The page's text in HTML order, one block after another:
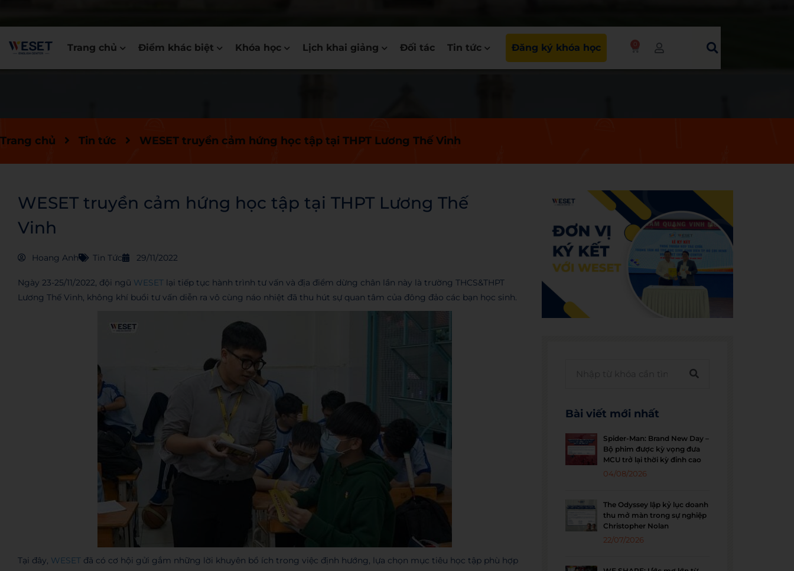
Trang chủ Điểm khác biệt Khóa học Lịch khai giảng Đối tác Tin tức Đăng ký khóa học 0
Trang chủ Tin tức WESET truyền cảm hứng học tập tại THPT Lương Thế Vinh
WESET truyền cảm hứng học tập tại THPT Lương Thế
Vinh
Hoang Anh Tin Tức 29/11/2022
Ngày 23-25/11/2022, đội ngũ WESET lại tiếp tục hành trình tư vấn và địa điểm dừng chân lần này là trường THCS&THPT
Lương Thế Vinh, không khí buổi tư vấn diễn ra vô cùng náo nhiệt đã thu hút sự quan tâm của đông đảo các bạn học sinh.
Tại đây, WESET đã có cơ hội gửi gắm những lời khuyên bổ ích trong việc định hướng, lựa chọn mục tiêu học tập phù hợp
Bài viết mới nhất
Spider-Man: Brand New Day –
Bộ phim được kỳ vọng đưa
MCU trở lại thời kỳ đỉnh cao
04/08/2026
The Odyssey lập kỷ lục doanh
thu mở màn trong sự nghiệp
Christopher Nolan
22/07/2026